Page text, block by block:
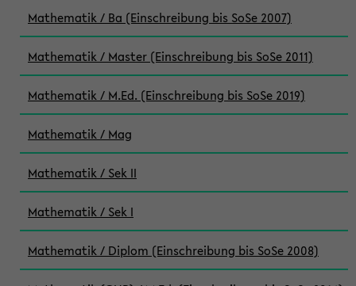
Mathematik / Ba (Einschreibung bis SoSe 2007)
Mathematik / Master (Einschreibung bis SoSe 2011)
Mathematik / M.Ed. (Einschreibung bis SoSe 2019)
Mathematik / Mag
Mathematik / Sek II
Mathematik / Sek I
Mathematik / Diplom (Einschreibung bis SoSe 2008)